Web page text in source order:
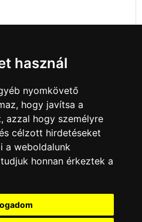
© 2008 - 2026
jogát
használ
nyomkövető
hogy javítsa a
azzal hogy személyre
célzott hirdetéseket
a weboldalunk
honnan érkeztek a